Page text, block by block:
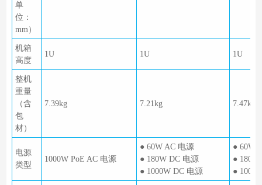
单
位：
mm）
机箱
高度
1U 1U 1U
整机
重量
（含
包
材）
7.39kg 7.21kg 7.47kg
电源
类型
1000W PoE AC 电源
● 60W AC 电源
● 180W DC 电源
● 1000W DC 电源
● 60W
●
●